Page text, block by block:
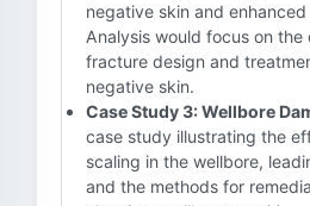
negative skin and
Analysis would focus on
fracture design and
negative skin.
Case Study 3: Wellbore
case study illustrating the
scaling in the wellbore,
and the methods for